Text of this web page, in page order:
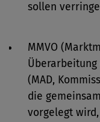
sollen
MMVO
(MAD,
die
vorgelegt